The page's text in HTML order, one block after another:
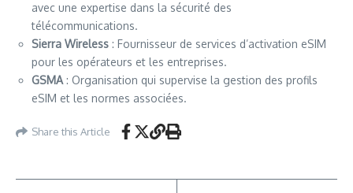
avec une expertise dans la sécurité des
télécommunications.
Sierra Wireless : Fournisseur de services d’activation eSIM
pour les opérateurs et les entreprises.
GSMA : Organisation qui supervise la gestion des profils
eSIM et les normes associées.
Share this Article